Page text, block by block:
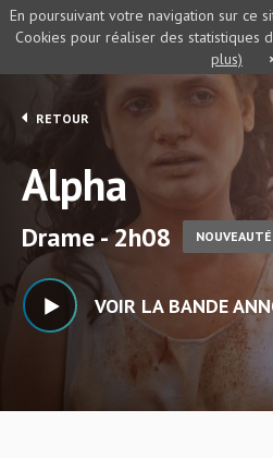
RETOUR
Alpha
Drame - 2h08 NOUVEAUTÉ
VOIR LA BANDE
En poursuivant votre navigation sur ce
Cookies pour réaliser des statistiques
plus)